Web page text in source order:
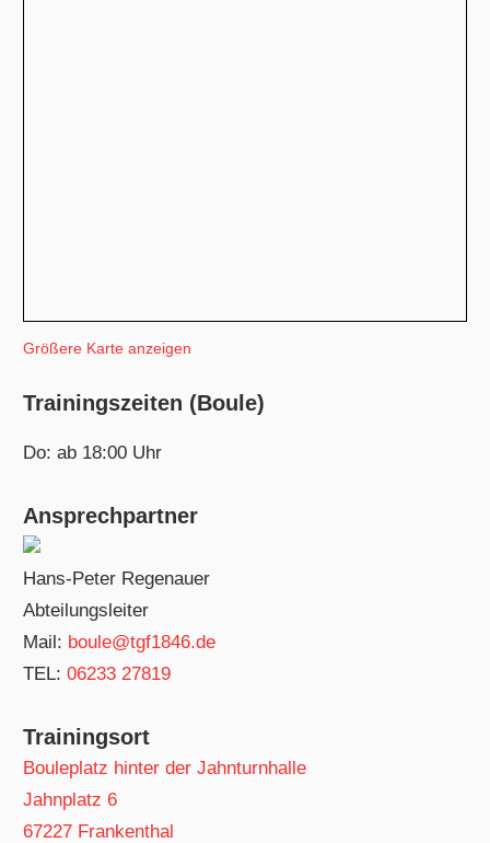
Größere Karte anzeigen
Trainingszeiten (Boule)
Do: ab 18:00 Uhr
Ansprechpartner
Hans-Peter Regenauer
Abteilungsleiter
Mail: boule@tgf1846.de
TEL:06233 27819
Trainingsort
Bouleplatz hinter der Jahnturnhalle
Jahnplatz 6
67227 Frankenthal